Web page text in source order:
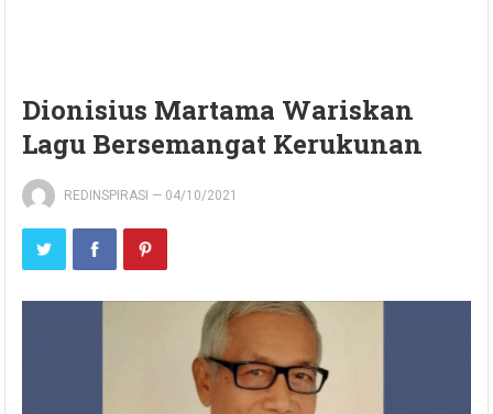
Dionisius Martama Wariskan
Lagu Bersemangat Kerukunan
REDINSPIRASI — 04/10/2021